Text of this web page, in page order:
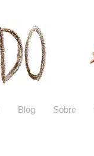
Blog Sobre